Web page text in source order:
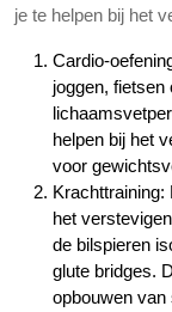
je te helpen bij het
Cardio-
joggen, fietsen
helpen bij het
voor
het
de bilspieren
glute bridges.
opbouwen van